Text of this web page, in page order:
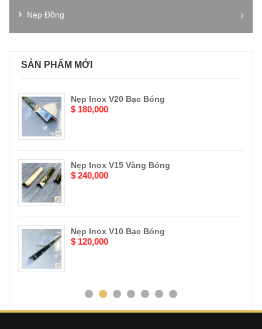
Nẹp Nhôm Chữ V
Nẹp Nhôm Chữ M
Nẹp Nhôm Bo Góc
Nẹp Nhôm Chống Trơn Cầu Thang
Nẹp Đồng
Nẹp Đồng Thau Giả Cổ
SẢN PHẨM MỚI
Nẹp Inox V20 Bạc Bóng
$ 180,000
Nẹp Inox V15 Vàng Bóng
$ 240,000
Nẹp Inox V10 Bạc Bóng
$ 120,000